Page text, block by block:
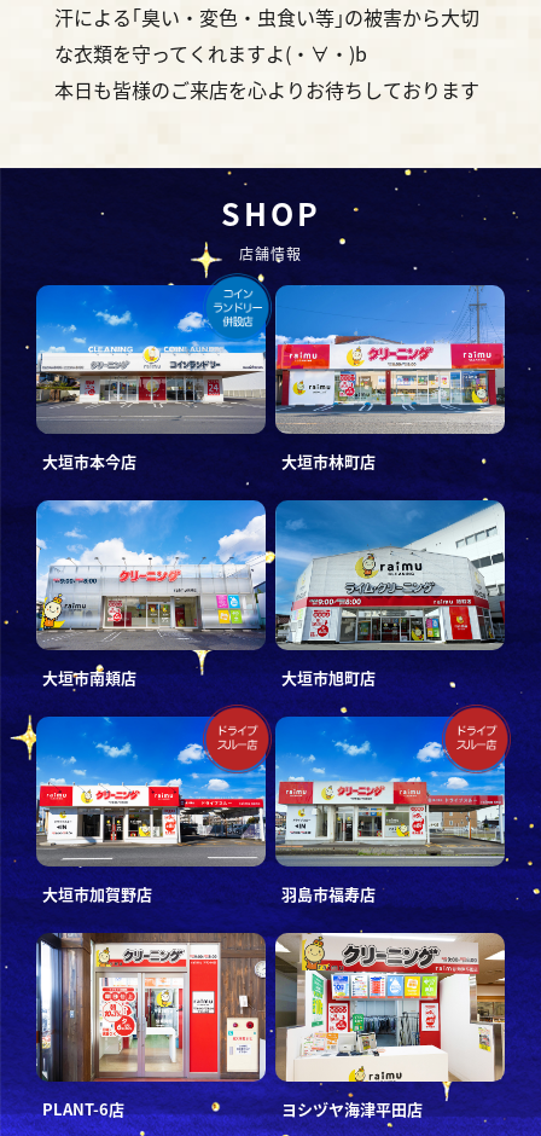
汗による｢臭い・変色・虫食い等｣の被害から大切
な衣類を守ってくれますよ(・∀・)b
本日も皆様のご来店を心よりお待ちしております
SHOP
店舗情報
大垣市本今店 大垣市林町店
大垣市南頬店 大垣市旭町店
大垣市加賀野店 羽島市福寿店
PLANT-6店 ヨシヅヤ海津平田店